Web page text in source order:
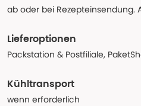
ab oder bei Rezepteinsendung.
Lieferoptionen
Packstation & Postfiliale,
Kühltransport
wenn erforderlich